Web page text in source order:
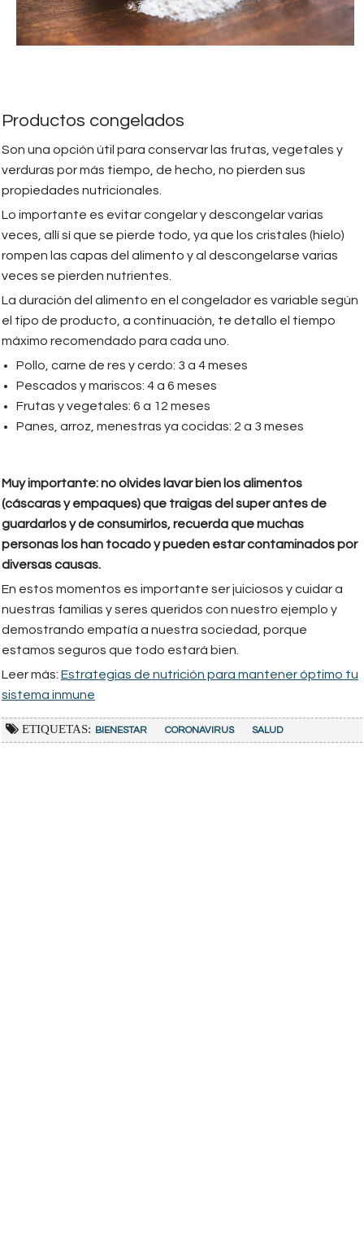
Productos congelados
Son una opción útil para conservar las frutas, vegetales y
verduras por más tiempo, de hecho, no pierden sus
propiedades nutricionales.
Lo importante es evitar congelar y descongelar varias
veces, allí sí que se pierde todo, ya que los cristales (hielo)
rompen las capas del alimento y al descongelarse varias
veces se pierden nutrientes.
La duración del alimento en el congelador es variable según
el tipo de producto, a continuación, te detallo el tiempo
máximo recomendado para cada uno.
Pollo, carne de res y cerdo: 3 a 4 meses
Pescados y mariscos: 4 a 6 meses
Frutas y vegetales: 6 a 12 meses
Panes, arroz, menestras ya cocidas: 2 a 3 meses
Muy importante: no olvides lavar bien los alimentos
(cáscaras y empaques) que traigas del super antes de
guardarlos y de consumirlos, recuerda que muchas
personas los han tocado y pueden estar contaminados por
diversas causas.
En estos momentos es importante ser juiciosos y cuidar a
nuestras familias y seres queridos con nuestro ejemplo y
demostrando empatía a nuestra sociedad, porque
estamos seguros que todo estará bien.
Leer más: Estrategias de nutrición para mantener óptimo tu
sistema inmune
ETIQUETAS: BIENESTAR CORONAVIRUS SALUD